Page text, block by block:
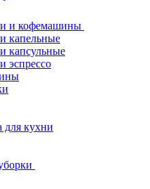
и кофемашины
капельные
капсульные
эспрессо
для кухни